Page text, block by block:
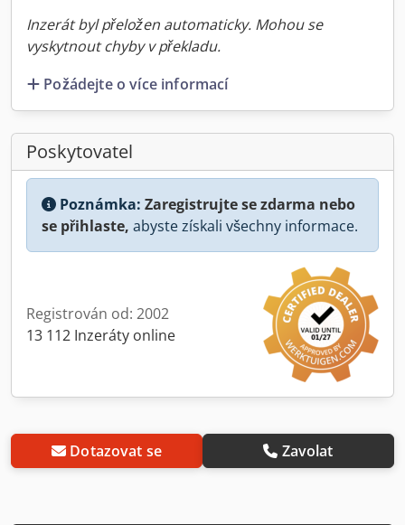
Inzerát byl přeložen automaticky. Mohou se
vyskytnout chyby v překladu.
Požádejte o více informací
Poskytovatel
Poznámka: Zaregistrujte se zdarma nebo
se přihlaste, abyste získali všechny informace.
Registrován od: 2002
13 112 Inzeráty online
Dotazovat se Zavolat